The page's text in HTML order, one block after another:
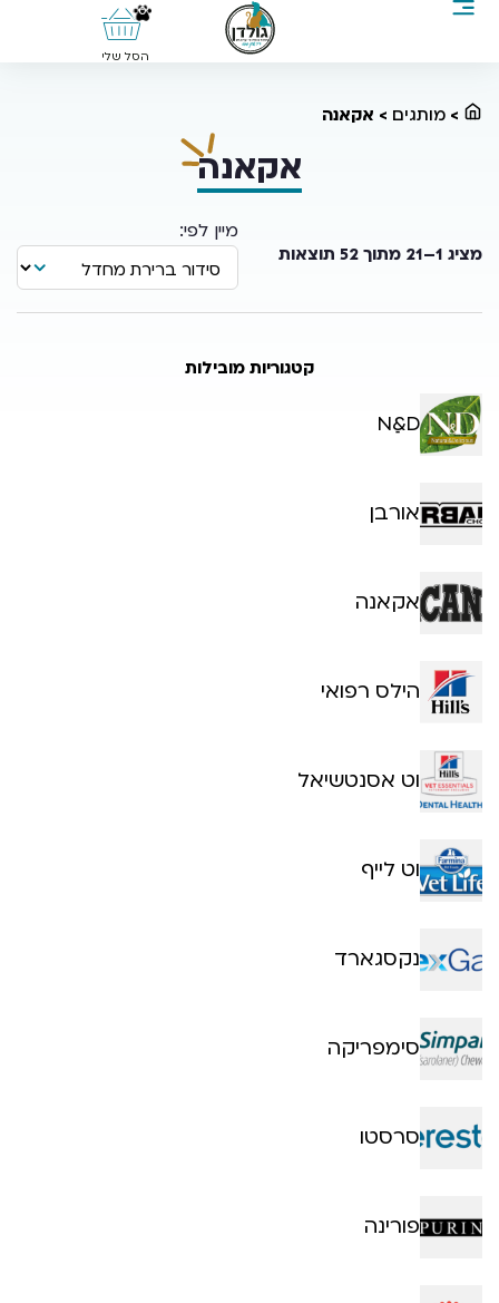
0
הסל שלי
> מותגים > אקאנה
אקאנה
מציג 1–21 מתוך 52 תוצאות
קטגוריות מובילות
Nַ&D
אורבן
אקאנה
הילס רפואי
וט אסנטשיאל
וט לייף
נקסגארד
סימפריקה
סרסטו
פורינה